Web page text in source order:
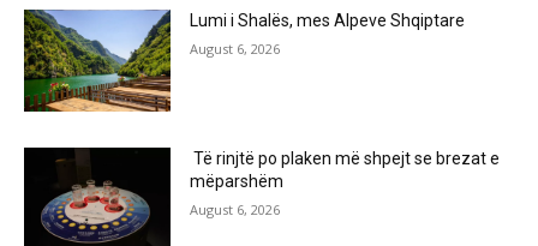
Lumi i Shalës, mes Alpeve Shqiptare
August 6, 2026
Të rinjtë po plaken më shpejt se brezat e
mëparshëm
August 6, 2026